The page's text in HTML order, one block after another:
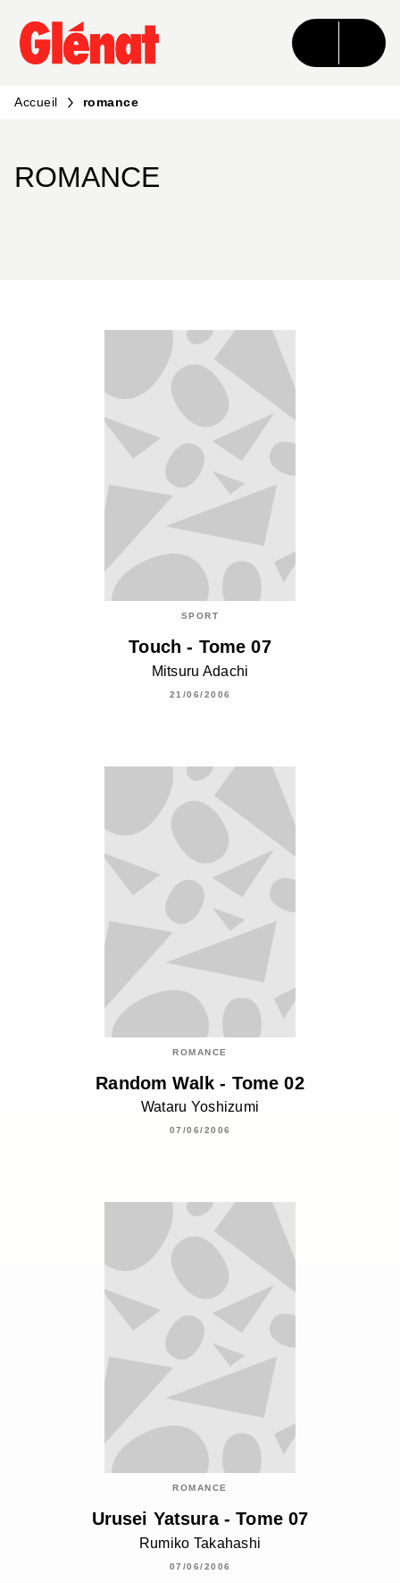
MENU RECHERCHE CONTENU
PIED DE PAGE
Accueil romance
ROMANCE
SPORT
Touch - Tome 07
Mitsuru Adachi
21/06/2006
ROMANCE
Random Walk - Tome 02
Wataru Yoshizumi
07/06/2006
ROMANCE
Urusei Yatsura - Tome 07
Rumiko Takahashi
07/06/2006